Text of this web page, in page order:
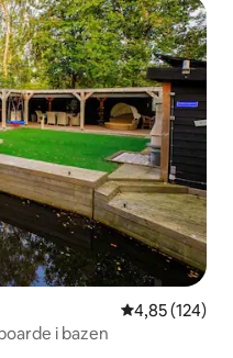
Prosječna
4,85 (124)
i bazen